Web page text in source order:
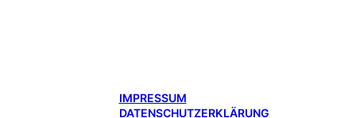
IMPRESSUM
DATENSCHUTZERKLÄRUNG